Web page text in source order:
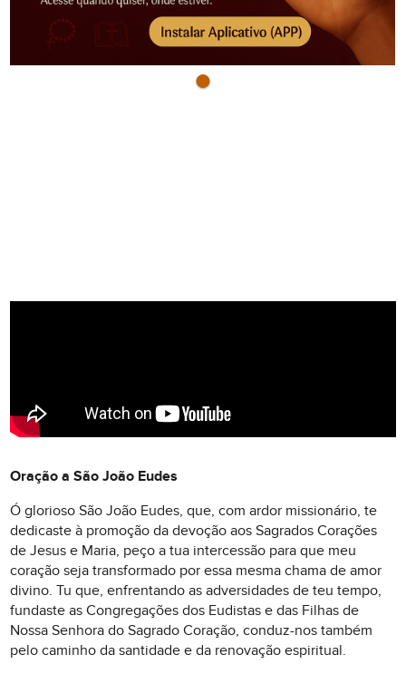
Oração a São João Eudes
Ó glorioso São João Eudes, que, com ardor missionário, te
dedicaste à promoção da devoção aos Sagrados Corações
de Jesus e Maria, peço a tua intercessão para que meu
coração seja transformado por essa mesma chama de amor
divino. Tu que, enfrentando as adversidades de teu tempo,
fundaste as Congregações dos Eudistas e das Filhas de
Nossa Senhora do Sagrado Coração, conduz-nos também
pelo caminho da santidade e da renovação espiritual.